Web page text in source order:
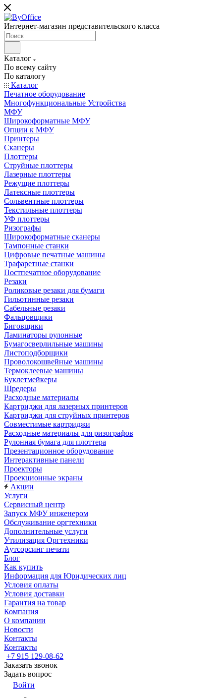
Интернет-магазин представительского класса
Каталог
По всему сайту
По каталогу
Каталог
Печатное оборудование
Многофункциональные Устройства
МФУ
Широкоформатные МФУ
Опции к МФУ
Принтеры
Сканеры
Плоттеры
Струйные плоттеры
Лазерные плоттеры
Режущие плоттеры
Латексные плоттеры
Сольвентные плоттеры
Текстильные плоттеры
УФ плоттеры
Ризографы
Широкоформатные сканеры
Тампонные станки
Цифровые печатные машины
Трафаретные станки
Постпечатное оборудование
Резаки
Роликовые резаки для бумаги
Гильотинные резаки
Сабельные резаки
Фальцовщики
Биговщики
Ламинаторы рулонные
Бумагосверлильные машины
Листоподборщики
Проволокошвейные машины
Термоклеевые машины
Буклетмейкеры
Шредеры
Расходные материалы
Картриджи для лазерных принтеров
Картриджи для струйных принтеров
Совместимые картриджи
Расходные материалы для ризографов
Рулонная бумага для плоттера
Презентационное оборудование
Интерактивные панели
Проекторы
Проекционные экраны
Акции
Услуги
Сервисный центр
Запуск МФУ инженером
Обслуживание оргтехники
Дополнительные услуги
Утилизация Оргтехники
Аутсорсинг печати
Блог
Как купить
Информация для Юридических лиц
Условия оплаты
Условия доставки
Гарантия на товар
Компания
О компании
Новости
Контакты
Контакты
+7 915 129-08-62
Заказать звонок
Задать вопрос
Войти